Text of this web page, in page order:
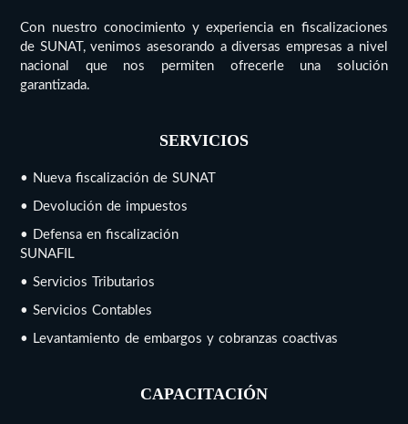
Con nuestro conocimiento y experiencia en fiscalizaciones
de SUNAT, venimos asesorando a diversas empresas a nivel
nacional que nos permiten ofrecerle una solución
garantizada.
SERVICIOS
• Nueva fiscalización de SUNAT
• Devolución de impuestos
• Defensa en fiscalización
SUNAFIL
• Servicios Tributarios
• Servicios Contables
• Levantamiento de embargos y cobranzas coactivas
CAPACITACIÓN